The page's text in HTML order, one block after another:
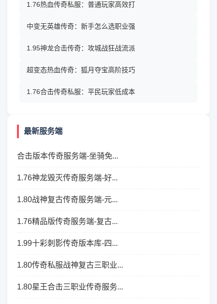
1.76热血传奇私服：普通玩家高效打
中变无英雄传奇：新手怎么选职业强
1.95神龙合击传奇：攻城战狂战流派
超变态热血传奇：狐月夺宝高阶技巧
1.76合击传奇私服：平民玩家低成本
最新服务端
合击版本传奇服务端-坐骑免...
1.76神龙毁灭传奇服务端-好...
1.80战神复古传奇服务端-元...
1.76精品版传奇服务端-复古...
1.99十彩刺影传奇版本库-四...
1.80传奇私服战神复古三职业...
1.80星王合击三职业传奇服务...